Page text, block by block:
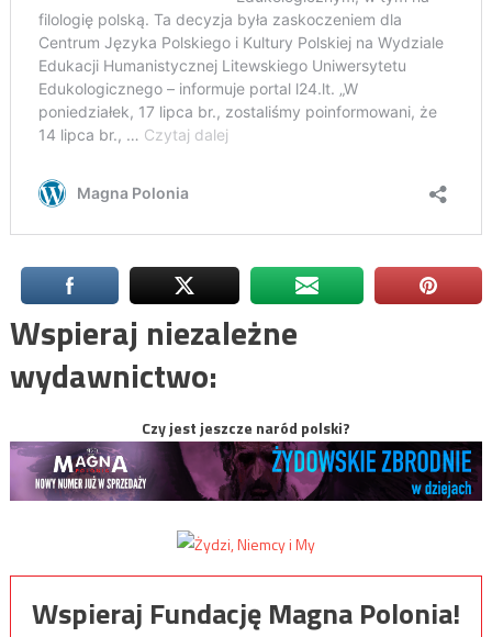
Wspieraj niezależne
wydawnictwo:
Czy jest jeszcze naród polski?
Wspieraj Fundację Magna Polonia!